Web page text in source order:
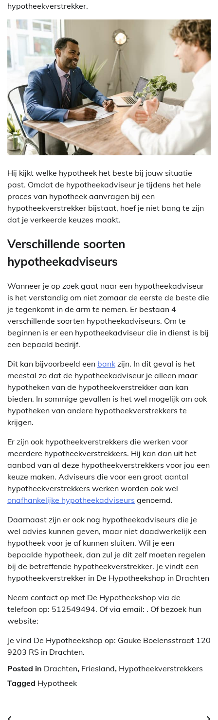
hypotheekverstrekker.
Hij kijkt welke hypotheek het beste bij jouw situatie
past. Omdat de hypotheekadviseur je tijdens het hele
proces van hypotheek aanvragen bij een
hypotheekverstrekker bijstaat, hoef je niet bang te zijn
dat je verkeerde keuzes maakt.
Verschillende soorten
hypotheekadviseurs
Wanneer je op zoek gaat naar een hypotheekadviseur
is het verstandig om niet zomaar de eerste de beste die
je tegenkomt in de arm te nemen. Er bestaan 4
verschillende soorten hypotheekadviseurs. Om te
beginnen is er een hypotheekadviseur die in dienst is bij
een bepaald bedrijf.
Dit kan bijvoorbeeld een bank zijn. In dit geval is het
meestal zo dat de hypotheekadviseur je alleen maar
hypotheken van de hypotheekverstrekker aan kan
bieden. In sommige gevallen is het wel mogelijk om ook
hypotheken van andere hypotheekverstrekkers te
krijgen.
Er zijn ook hypotheekverstrekkers die werken voor
meerdere hypotheekverstrekkers. Hij kan dan uit het
aanbod van al deze hypotheekverstrekkers voor jou een
keuze maken. Adviseurs die voor een groot aantal
hypotheekverstrekkers werken worden ook wel
onafhankelijke hypotheekadviseurs genoemd.
Daarnaast zijn er ook nog hypotheekadviseurs die je
wel advies kunnen geven, maar niet daadwerkelijk een
hypotheek voor je af kunnen sluiten. Wil je een
bepaalde hypotheek, dan zul je dit zelf moeten regelen
bij de betreffende hypotheekverstrekker. Je vindt een
hypotheekverstrekker in De Hypotheekshop in Drachten
Neem contact op met De Hypotheekshop via de
telefoon op: 512549494. Of via email: . Of bezoek hun
website:
Je vind De Hypotheekshop op: Gauke Boelensstraat 120
9203 RS in Drachten.
Posted in Drachten, Friesland, Hypotheekverstrekkers
Tagged Hypotheek